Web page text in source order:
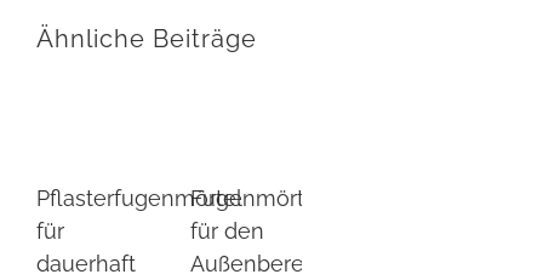
Ähnliche Beiträge
Pflasterfugenmörtel
für
dauerhaft
Fugenmörtel
für den
Außenbereich: